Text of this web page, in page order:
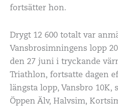
fortsätter hon.
Drygt 12 600 totalt var
Vansbrosimningens lopp
den 27 juni i tryckande
Triathlon, fortsatte dagen
längsta lopp, Vansbro 10K,
Öppen Älv, Halvsim,